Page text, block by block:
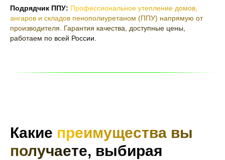
Подрядчик ППУ: Профессиональное утепление домов,
ангаров и складов пенополиуретаном (ППУ) напрямую от
производителя. Гарантия качества, доступные цены,
работаем по всей России.
Какие преимущества вы
получаете, выбирая